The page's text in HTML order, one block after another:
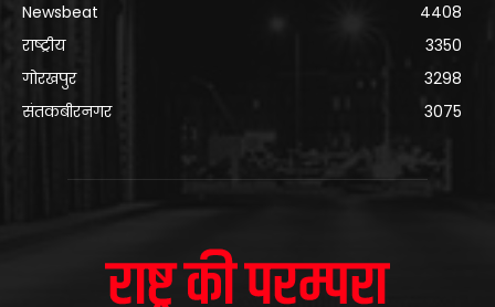
Newsbeat
4408
राष्ट्रीय
3350
गोरखपुर
3298
संतकबीरनगर
3075